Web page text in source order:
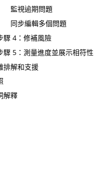
監視逾期問題
同步編輯多個問題
驟 4：修補風險
驟 5：測量進度並展示相符性
排解和支援
解釋